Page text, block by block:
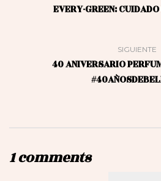
EVERY-GREEN:
SIGUIENTE
40 ANIVERSARIO
1 comments